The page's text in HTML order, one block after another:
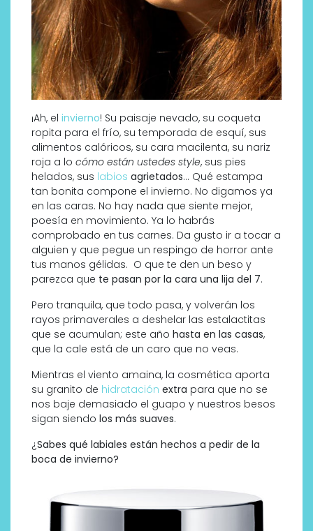
¡Ah, el invierno! Su paisaje nevado, su coqueta
ropita para el frío, su temporada de esquí, sus
alimentos calóricos, su cara macilenta, su nariz
roja a lo cómo están ustedes style, sus pies
helados, sus labios agrietados… Qué estampa
tan bonita compone el invierno. No digamos ya
en las caras. No hay nada que siente mejor,
poesía en movimiento. Ya lo habrás
comprobado en tus carnes. Da gusto ir a tocar a
alguien y que pegue un respingo de horror ante
tus manos gélidas. O que te den un beso y
parezca que te pasan por la cara una lija del 7.
Pero tranquila, que todo pasa, y volverán los
rayos primaverales a deshelar las estalactitas
que se acumulan; este año hasta en las casas,
que la cale está de un caro que no veas.
Mientras el viento amaina, la cosmética aporta
su granito de hidratación extra para que no se
nos baje demasiado el guapo y nuestros besos
sigan siendo los más suaves.
¿Sabes qué labiales están hechos a pedir de la
boca de invierno?